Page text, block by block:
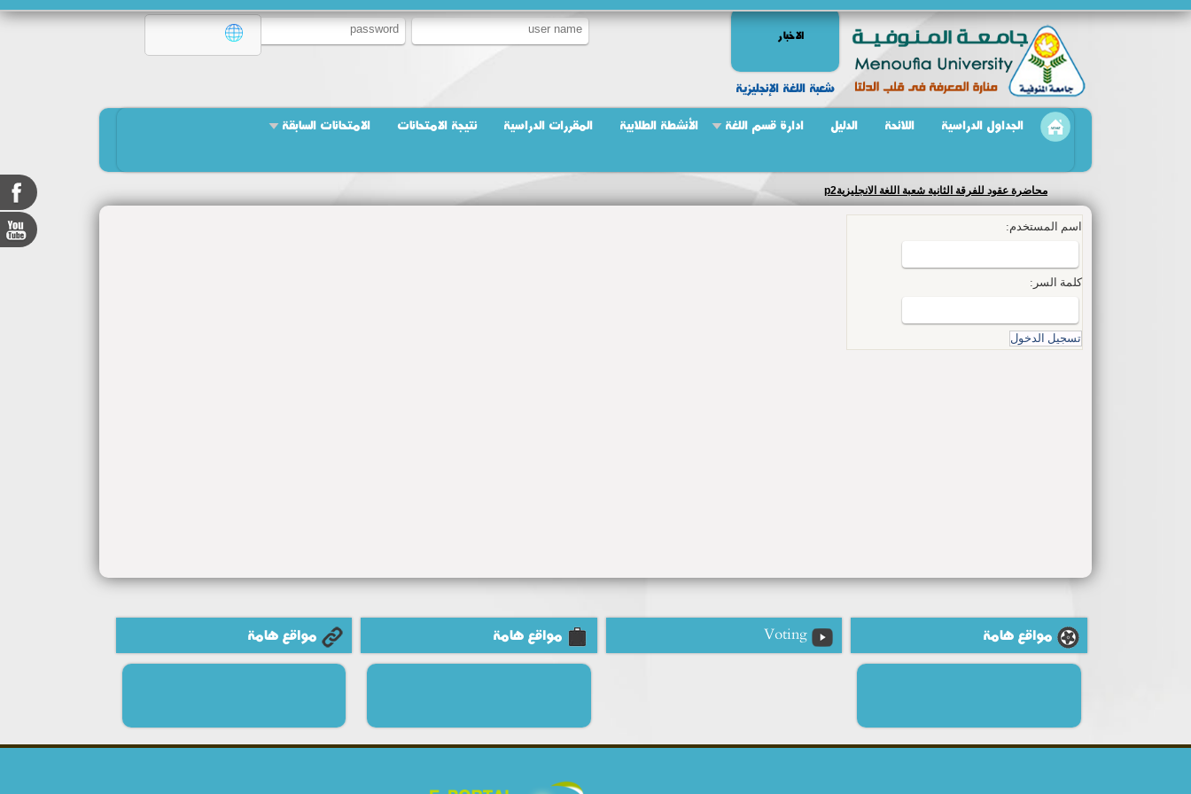
الاخبار
شعبة اللغة الإنجليزية
الجداول الدراسية
اللائحة الدليل ادارة قسم اللغة الأنشطة الطلابية المقررات الدراسية نتيجة الامتحانات الامتحانات السابقة
محاضرة عقود للفرقة الثانية شعبة اللغة الانجليزيةp1
اسم المستخدم:
كلمة السر:
مواقع هامة Voting مواقع هامة مواقع هامة